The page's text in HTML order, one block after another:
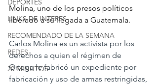
DEPORTES
LINKS DE INTERES
RECOMENDADO DE LA SEMANA
REDES
20 MINUTOS
Molina, uno de los presos políticos
liberado a su llegada a Guatemala.
Carlos Molina es un activista por los
derechos a quien el régimen de
Ortega le fabricó un expediente por
fabricación y uso de armas restringidas,